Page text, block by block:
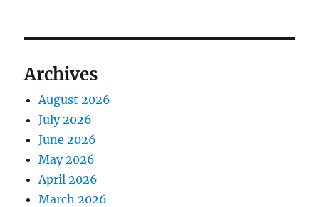
Archives
August 2026
July 2026
June 2026
May 2026
April 2026
March 2026